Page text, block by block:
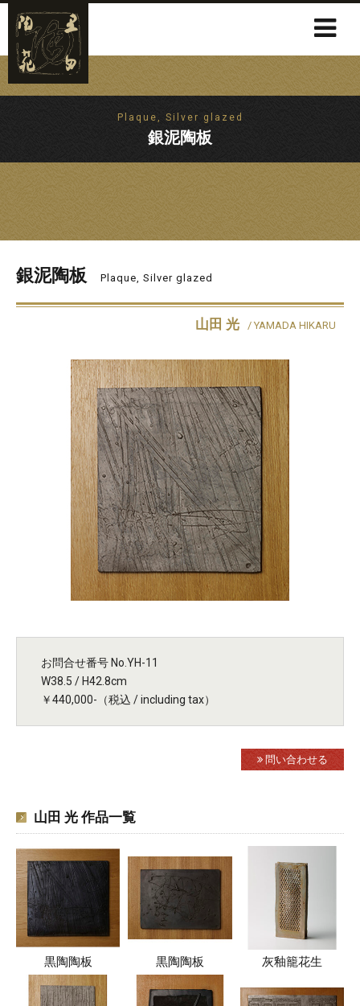
Plaque, Silver glazed
銀泥陶板
銀泥陶板 Plaque, Silver glazed
山田 光 / YAMADA HIKARU
お問合せ番号 No.YH-11
W38.5 / H42.8cm
￥440,000-（税込 / including tax）
問い合わせる
山田 光 作品一覧
黒陶陶板 黒陶陶板 灰釉籠花生